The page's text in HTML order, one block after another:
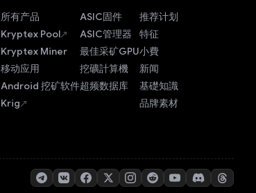
所有产品
Kryptex Pool
Kryptex Miner
移动应用
Android 挖矿软件
Krig
ASIC固件
ASIC管理器
最佳采矿GPU
挖礦計算機
超频数据库
推荐计划
特征
小費
新闻
基礎知識
品牌素材